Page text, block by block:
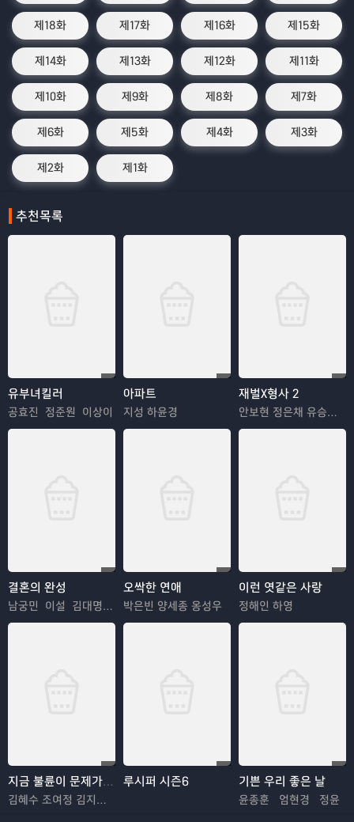
제18화 제17화 제16화 제15화
제14화 제13화 제12화 제11화
제10화 제9화 제8화 제7화
제6화 제5화 제4화 제3화
제2화 제1화
추천목록
유부녀킬러
공효진 정준원 이상이
아파트
지성 하윤경
재벌X형사 2
안보현 정은채 유승호 김혜은
결혼의 완성
남궁민 이설 김대명 이상희
오싹한 연애
박은빈 양세종 옹성우
이런 엿같은 사랑
정해인 하영
지금 불륜이 문제가 아닙니다
김혜수 조여정 김지훈 김재철
루시퍼 시즌6 기쁜 우리 좋은 날
윤종훈 엄현경 정윤